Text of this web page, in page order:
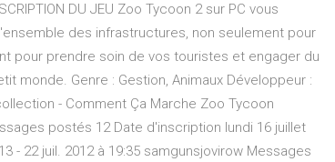
DU JEU Zoo Tycoon 2 sur PC vous
des infrastructures, non seulement pour
pour prendre soin de vos touristes et engager du
Genre : Gestion, Animaux Développeur :
- Comment Ça Marche Zoo Tycoon
postés 12 Date d'inscription lundi 16 juillet
- 22 juil. 2012 à 19:35 samgunsjovirow Messages